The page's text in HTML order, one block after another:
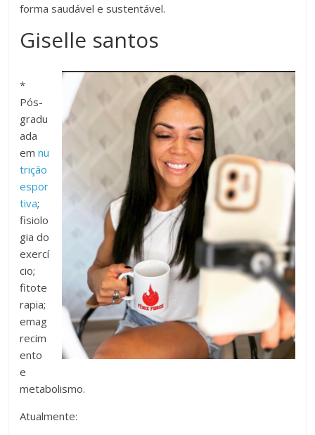
forma saudável e sustentável.
Giselle santos
*
Pós-
gradu
ada
emnu
trição
espor
tiva;
fisiolo
gia do
exercí
cio;
fitote
rapia;
emag
recim
ento
e
metabolismo.
Atualmente: